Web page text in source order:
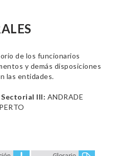
de los funcionarios
y demás disposiciones
las entidades.
III: ANDRADE